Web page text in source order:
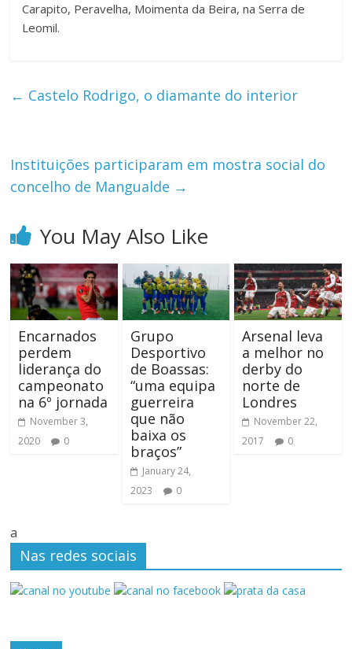
Carapito, Peravelha, Moimenta da Beira, na Serra de
Leomil.
← Castelo Rodrigo, o diamante do interior
Instituições participaram em mostra social do
concelho de Mangualde →
You May Also Like
Encarnados
perdem
liderança do
campeonato
na 6º jornada
November 3,
2020
0
Grupo
Desportivo
de Boassas:
“uma equipa
guerreira
que não
baixa os
braços”
January 24,
2023
0
Arsenal leva
a melhor no
derby do
norte de
Londres
November 22,
2017
0
a
Nas redes sociais